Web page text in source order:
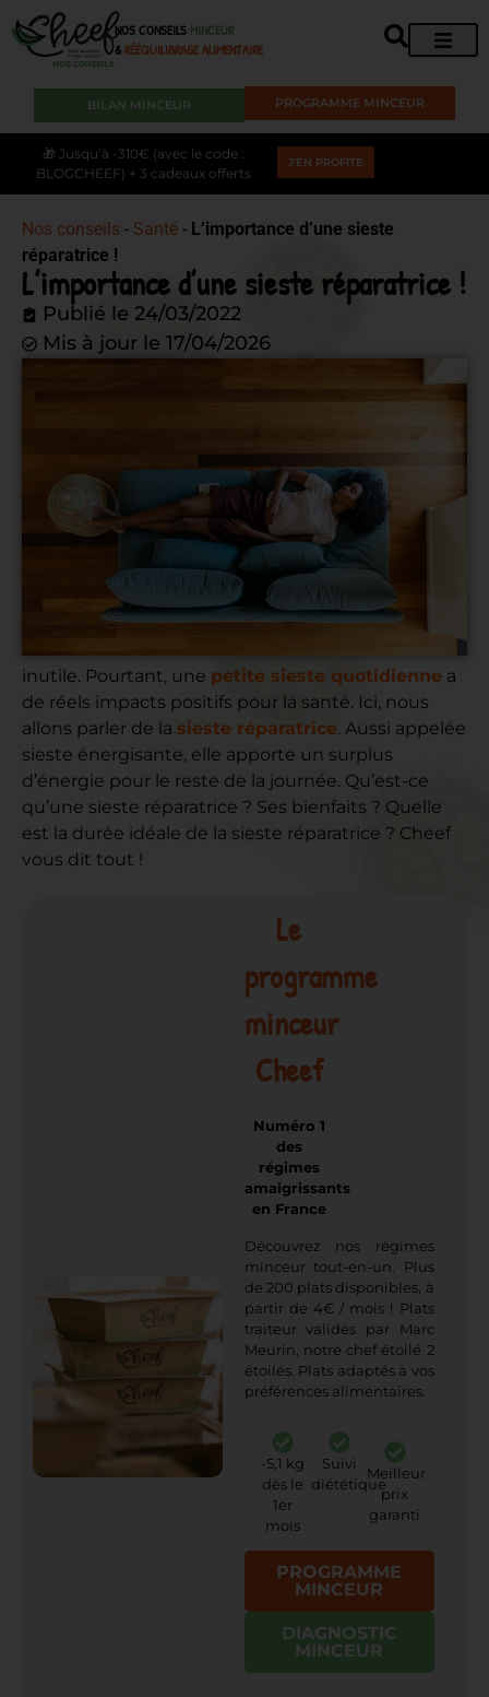
NOS CONSEILS MINCEUR
&RÉÉQUILIBRAGE ALIMENTAIRE
PROGRAMME MINCEUR
BILAN MINCEUR
🎁 Jusqu’à -310€ (avec le code :
BLOGCHEEF) + 3 cadeaux offerts
J'EN PROFITE
Nos conseils - Santé - L’importance d’une sieste
réparatrice !
L’importance d’une sieste réparatrice !
Publié le 24/03/2022
Mis à jour le 17/04/2026
20 minutespouvaient tout changer ? La
inutile. Pourtant, une petite sieste quotidienne a
de réels impacts positifs pour la santé. Ici, nous
allons parler de la sieste réparatrice. Aussi appelée
sieste énergisante, elle apporte un surplus
d’énergie pour le reste de la journée. Qu’est-ce
qu’une sieste réparatrice ? Ses bienfaits ? Quelle
est la durée idéale de la sieste réparatrice ? Cheef
vous dit tout !
Le
programme
minceur
Cheef
Numéro 1
des
régimes
amaigrissants
en France
Découvrez nos régimes
minceur tout-en-un. Plus
de 200 plats disponibles, à
partir de 4€ / mois ! Plats
traiteur validés par Marc
Meurin, notre chef étoilé 2
étoilés. Plats adaptés à vos
préférences alimentaires.
-5,1 kg
dès le
1er
mois
Suivi
diététique
Meilleur
prix
garanti
PROGRAMME
MINCEUR
DIAGNOSTIC
MINCEUR